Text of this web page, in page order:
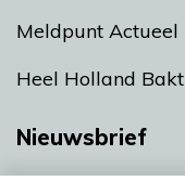
Meldpunt Actueel
Heel Holland Bakt
Nieuwsbrief